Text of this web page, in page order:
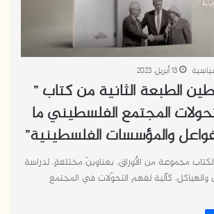
13 أبريل، 2023
الطبعة الثانية من كتاب ”
المجتمع الفلسطيني ما
والمؤسسات الفلسطينية”
مجموعة من الأوراق، بعناوينَ مختلفةٍ، لدراسة
والهياكل، كآلية لفهم التحوّلات في المجتمع